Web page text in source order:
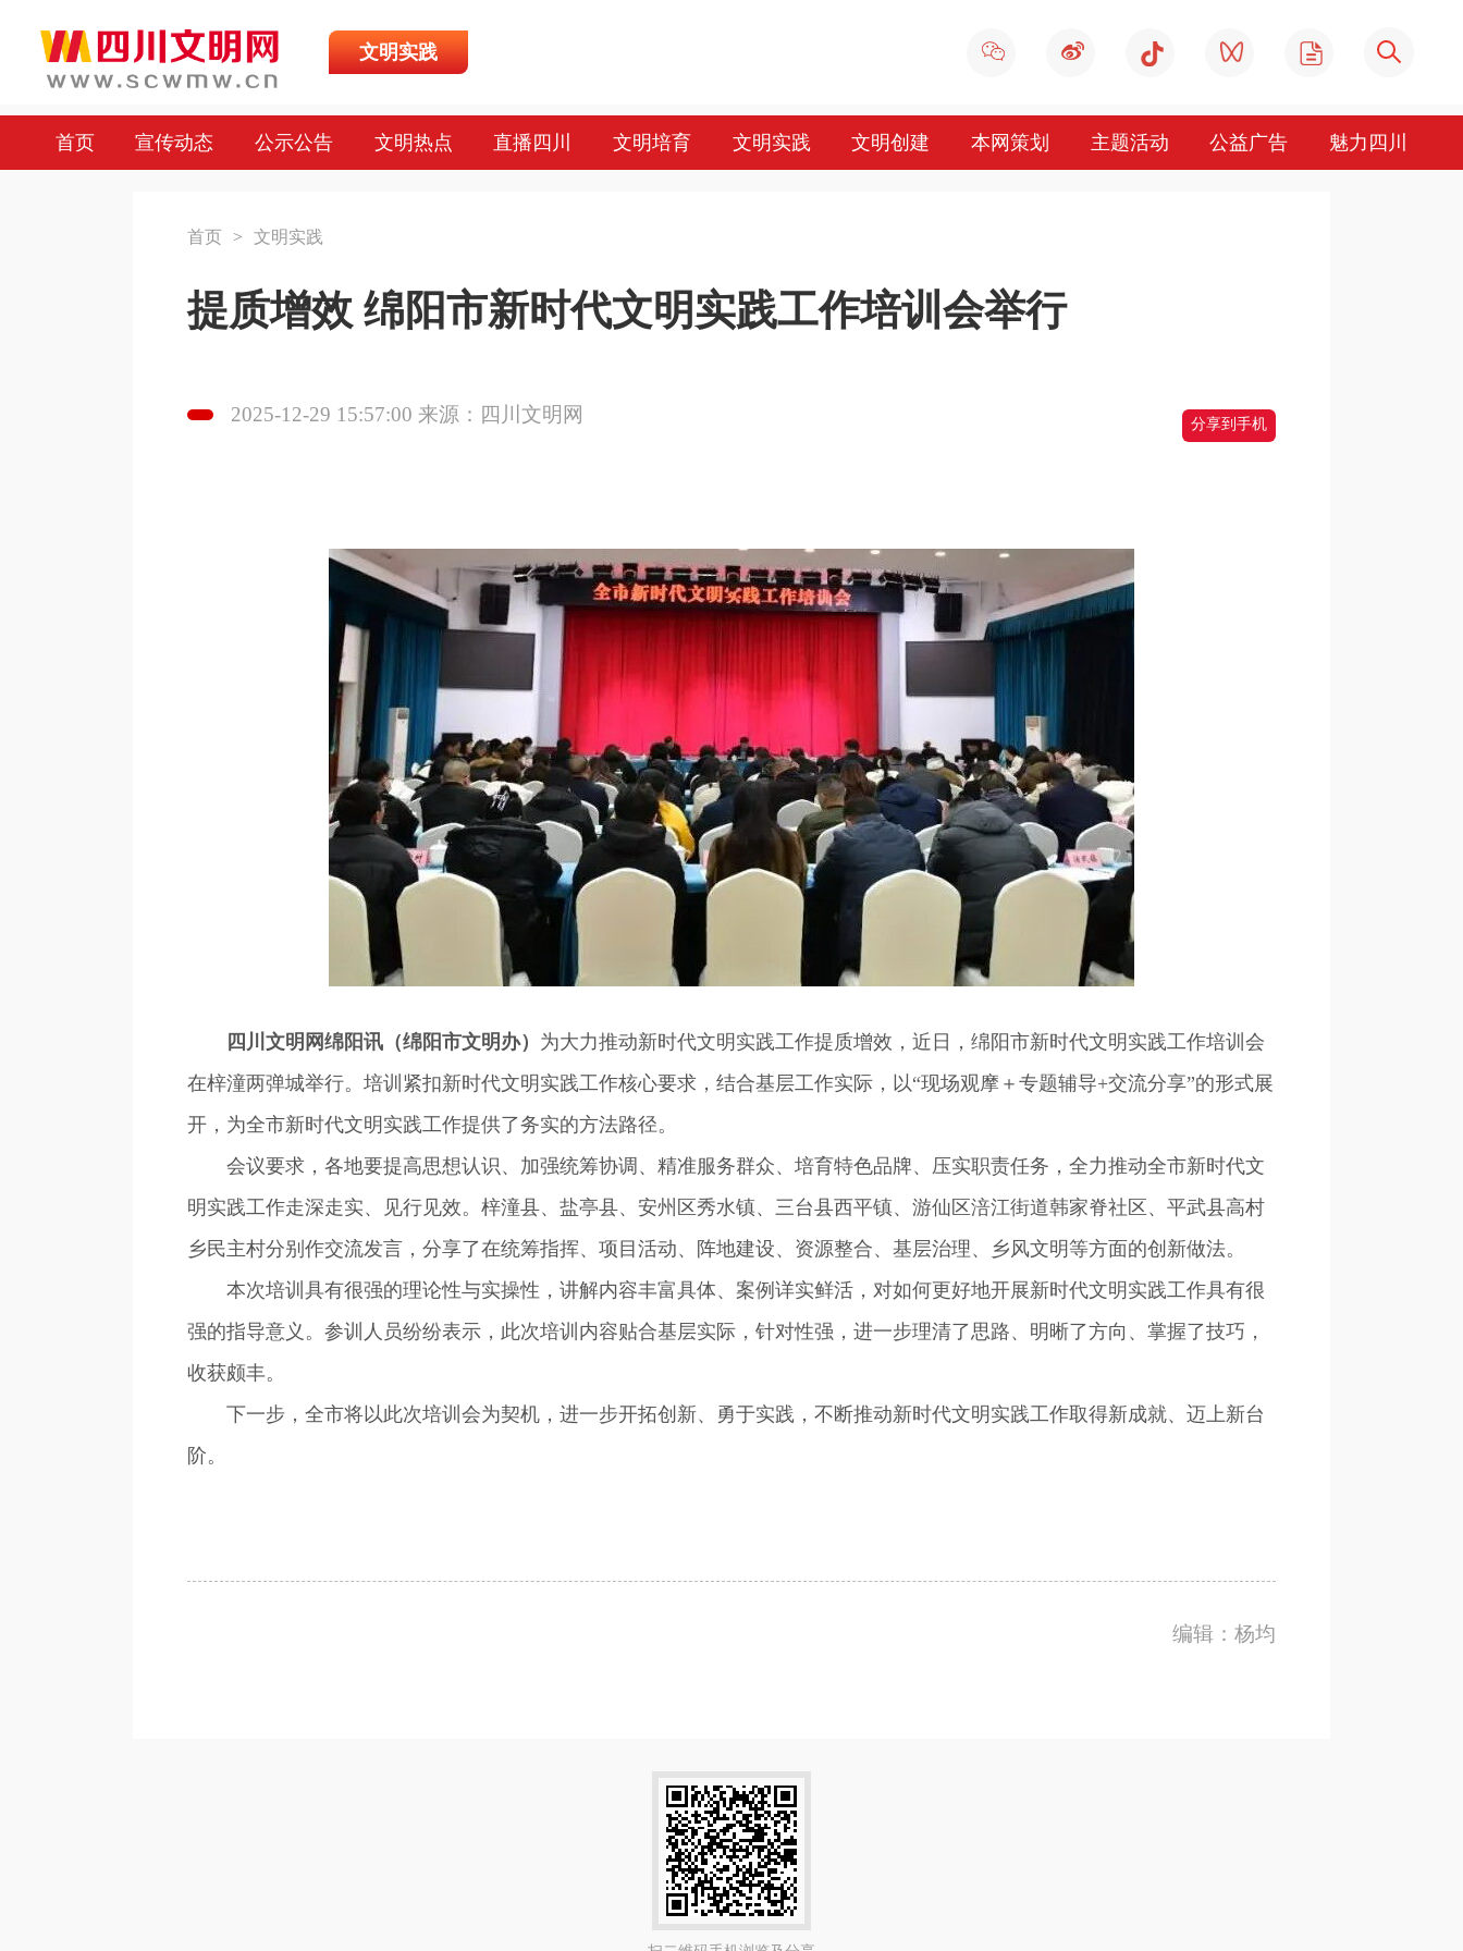
文明实践
首页 宣传动态 公示公告 文明热点 直播四川 文明培育 文明实践 文明创建 本网策划 主题活动 公益广告 魅力四川
首页 > 文明实践
提质增效 绵阳市新时代文明实践工作培训会举行
2025-12-29 15:57:00 来源：四川文明网 分享到手机
四川文明网绵阳讯（绵阳市文明办） 为大力推动新时代文明实践工作提质增效，近日，绵阳市新时代文明实践工作培训会
在梓潼两弹城举行。培训紧扣新时代文明实践工作核心要求，结合基层工作实际，以“现场观摩＋专题辅导+交流分享”的形式展
开，为全市新时代文明实践工作提供了务实的方法路径。
会议要求，各地要提高思想认识、加强统筹协调、精准服务群众、培育特色品牌、压实职责任务，全力推动全市新时代文
明实践工作走深走实、见行见效。梓潼县、盐亭县、安州区秀水镇、三台县西平镇、游仙区涪江街道韩家脊社区、平武县高村
乡民主村分别作交流发言，分享了在统筹指挥、项目活动、阵地建设、资源整合、基层治理、乡风文明等方面的创新做法。
本次培训具有很强的理论性与实操性，讲解内容丰富具体、案例详实鲜活，对如何更好地开展新时代文明实践工作具有很
强的指导意义。参训人员纷纷表示，此次培训内容贴合基层实际，针对性强，进一步理清了思路、明晰了方向、掌握了技巧，
收获颇丰。
下一步，全市将以此次培训会为契机，进一步开拓创新、勇于实践，不断推动新时代文明实践工作取得新成就、迈上新台
阶。
编辑：杨均